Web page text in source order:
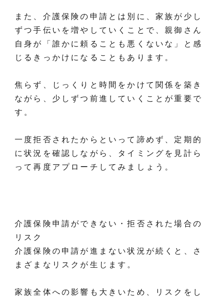
また、介護保険の申請とは別に、家族が少し
ずつ手伝いを増やしていくことで、親御さん
自身が「誰かに頼ることも悪くないな」と感
じるきっかけになることもあります。
焦らず、じっくりと時間をかけて関係を築き
ながら、少しずつ前進していくことが重要で
す。
一度拒否されたからといって諦めず、定期的
に状況を確認しながら、タイミングを見計ら
って再度アプローチしてみましょう。
介護保険申請ができない・拒否された場合の
リスク
介護保険の申請が進まない状況が続くと、さ
まざまなリスクが生じます。
家族全体への影響も大きいため、リスクをし